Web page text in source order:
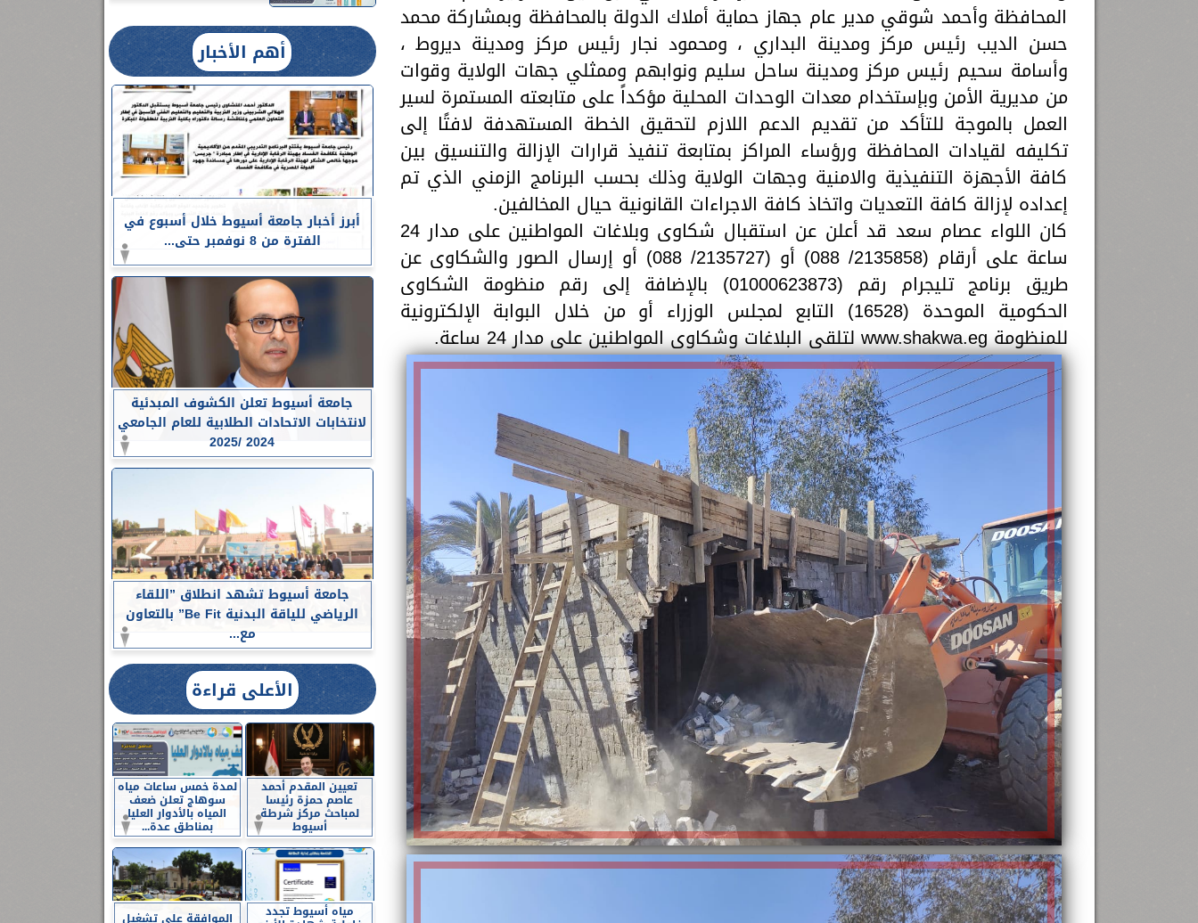
المحافظة وأحمد شوقي مدير عام جهاز حماية أملاك الدولة بالمحافظة وبمشاركة محمد
حسن الديب رئيس مركز ومدينة البداري ، ومحمود نجار رئيس مركز ومدينة ديروط ،
وأسامة سحيم رئيس مركز ومدينة ساحل سليم ونوابهم وممثلي جهات الولاية وقوات
من مديرية الأمن وبإستخدام معدات الوحدات المحلية مؤكداً على متابعته المستمرة لسير
العمل بالموجة للتأكد من تقديم الدعم اللازم لتحقيق الخطة المستهدفة لافتًا إلى
تكليفه لقيادات المحافظة ورؤساء المراكز بمتابعة تنفيذ قرارات الإزالة والتنسيق بين
كافة الأجهزة التنفيذية والامنية وجهات الولاية وذلك بحسب البرنامج الزمني الذي تم
إعداده لإزالة كافة التعديات واتخاذ كافة الاجراءات القانونية حيال المخالفين.
كان اللواء عصام سعد قد أعلن عن استقبال شكاوى وبلاغات المواطنين على مدار 24
ساعة على أرقام (2135858/ 088) أو (2135727/ 088) أو إرسال الصور والشكاوى عن
طريق برنامج تليجرام رقم (01000623873) بالإضافة إلى رقم منظومة الشكاوى
الحكومية الموحدة (16528) التابع لمجلس الوزراء أو من خلال البوابة الإلكترونية
للمنظومة www.shakwa.eg لتلقى البلاغات وشكاوى المواطنين على مدار 24 ساعة.
أهم الأخبار
أبرز أخبار جامعة أسيوط خلال أسبوع في
الفترة من 8 نوفمبر حتى...
جامعة أسيوط تعلن الكشوف المبدئية
لانتخابات الاتحادات الطلابية للعام الجامعي
2024 /2025
جامعة أسيوط تشهد انطلاق ”اللقاء
الرياضي للياقة البدنية Be Fit” بالتعاون
مع...
الأعلى قراءة
تعيين المقدم أحمد
عاصم حمزة رئيسا
لمباحث مركز شرطة
أسيوط
لمدة خمس ساعات مياه
سوهاج تعلن ضعف
المياه بالأدوار العليا
بمناطق عدة...
مياه أسيوط تجدد الموافقة على تشغيل